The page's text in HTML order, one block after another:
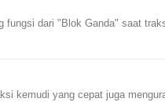
fungsi dari "Blok Ganda" saat
kemudi yang cepat juga